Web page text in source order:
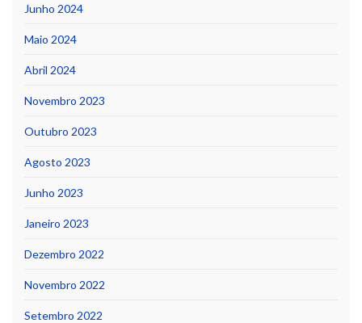
Junho 2024
Maio 2024
Abril 2024
Novembro 2023
Outubro 2023
Agosto 2023
Junho 2023
Janeiro 2023
Dezembro 2022
Novembro 2022
Setembro 2022